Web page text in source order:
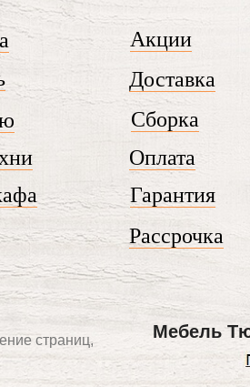
Доставка
Оплата
Гарантия
Акции
Сборка
Мебель
Рассрочка
страниц,